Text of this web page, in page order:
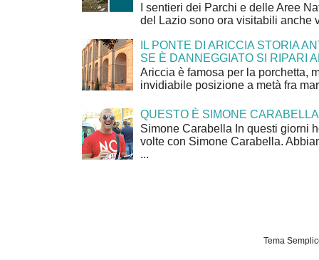
I sentieri dei Parchi e delle Aree
del Lazio sono ora visitabili anche
IL PONTE DI ARICCIA STORIA
SE È DANNEGGIATO SI RIPARI
Ariccia è famosa per la porchetta,
invidiabile posizione a metà fra
QUESTO È SIMONE CARABELLA
Simone Carabella In questi giorni
volte con Simone Carabella.
...
Tema